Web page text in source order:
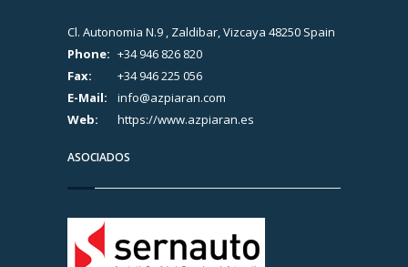
Cl. Autonomia N.9 , Zaldibar, Vizcaya 48250 Spain
Phone: +34 946 826 820
Fax:
+34 946 225 056
E-Mail:
info@azpiaran.com
Web:
https://www.azpiaran.es
ASOCIADOS